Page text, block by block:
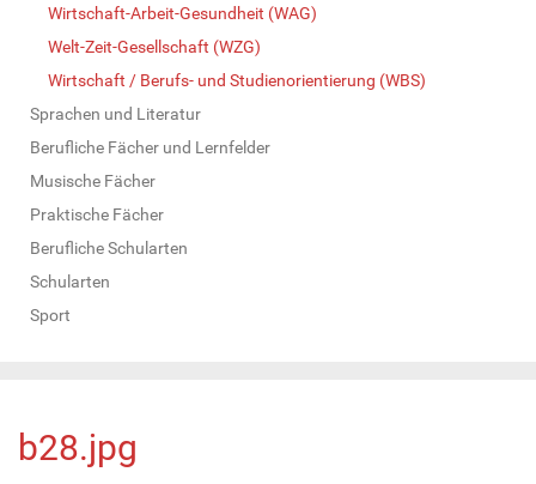
Wirtschaft-Arbeit-Gesundheit (WAG)
Welt-Zeit-Gesellschaft (WZG)
Wirtschaft / Berufs- und Studienorientierung (WBS)
Sprachen und Literatur
Berufliche Fächer und Lernfelder
Musische Fächer
Praktische Fächer
Berufliche Schularten
Schularten
Sport
b28.jpg